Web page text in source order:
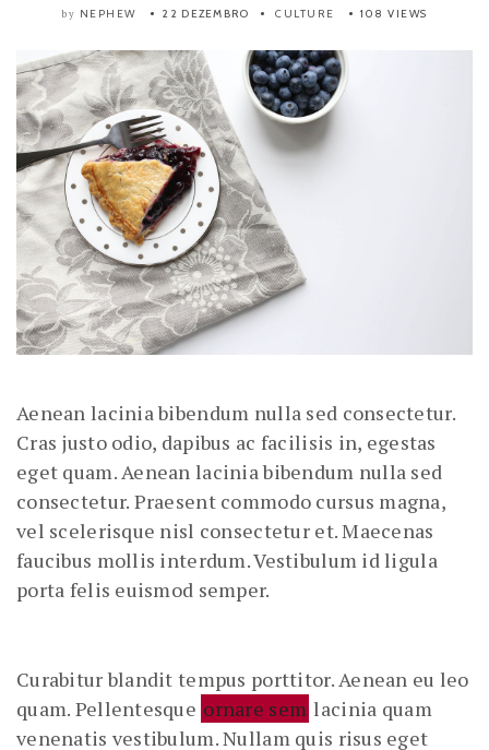
by NEPHEW 22 DEZEMBRO CULTURE 108 VIEWS
Aenean lacinia bibendum nulla sed consectetur.
Cras justo odio, dapibus ac facilisis in, egestas
eget quam. Aenean lacinia bibendum nulla sed
consectetur. Praesent commodo cursus magna,
vel scelerisque nisl consectetur et. Maecenas
faucibus mollis interdum. Vestibulum id ligula
porta felis euismod semper.
Curabitur blandit tempus porttitor. Aenean eu leo
quam. Pellentesque ornare sem lacinia quam
venenatis vestibulum. Nullam quis risus eget